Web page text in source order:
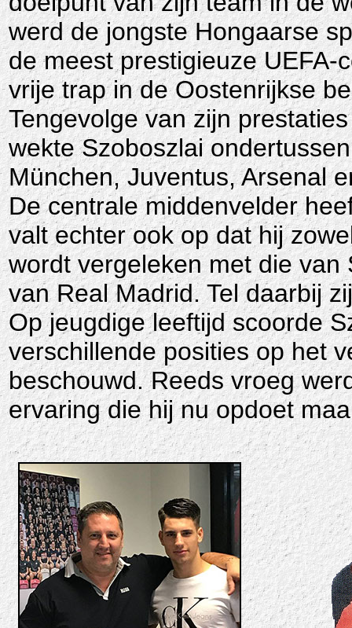
werd de jongste Hongaarse
de meest prestigieuze UEFA-
vrije trap in de Oostenrijkse
Tengevolge van zijn
wekte Szoboszlai
München, Juventus, Arsenal
De centrale middenvelder
valt echter ook op dat hij
wordt vergeleken met die van
van Real Madrid.Tel daarbij
Op jeugdige leeftijd scoorde
verschillende posities op het
beschouwd. Reeds vroeg
ervaring die hij nu opdoet